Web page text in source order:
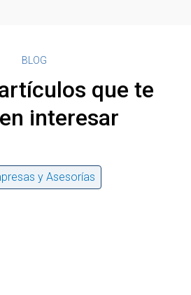
BLOG
que te
interesar
y Asesorías